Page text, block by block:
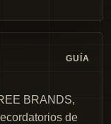
GUÍA
BRANDS,
de